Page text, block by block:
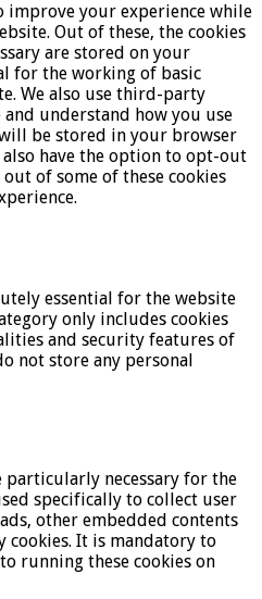
improve your experience while
Out of these, the cookies
are stored on your
for the working of basic
We also use third-party
understand how you use
be stored in your browser
have the option to opt-out
of some of these cookies
essential for the website
only includes cookies
and security features of
not store any personal
particularly necessary for the
specifically to collect user
other embedded contents
cookies. It is mandatory to
running these cookies on